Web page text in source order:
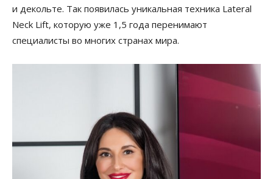
и декольте. Так появилась уникальная техника Lateral
Neck Lift, которую уже 1,5 года перенимают
специалисты во многих странах мира.